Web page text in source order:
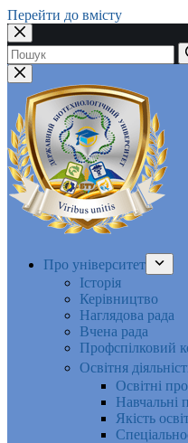
Перейти до вмісту
Немає
результатів
Про університет
Історія
Керівництво
Наглядова рада
Вчена рада
Профспілковий
Освітня
Освітні
Навчальні
Якість